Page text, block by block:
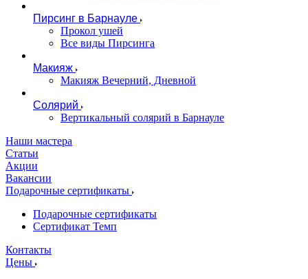
Пирсинг в Барнауле
Прокол ушей
Все виды Пирсинга
Макияж
Макияж Вечерний, Дневной
Солярий
Вертикальный солярий в Барнауле
Наши мастера
Статьи
Акции
Вакансии
Подарочные сертификаты
Подарочные сертификаты
Сертификат Темп
Контакты
Цены